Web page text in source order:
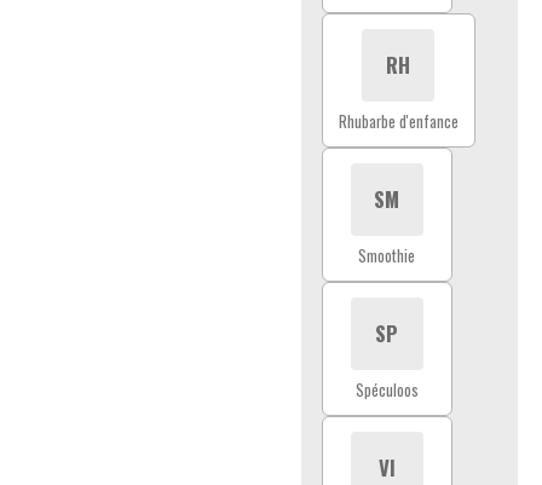
RH
Rhubarbe d'enfance
SM
Smoothie
SP
Spéculoos
VI